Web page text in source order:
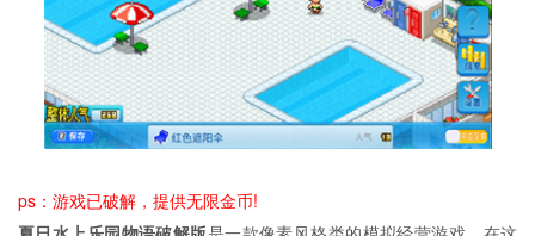
ps：游戏已破解，提供无限金币!